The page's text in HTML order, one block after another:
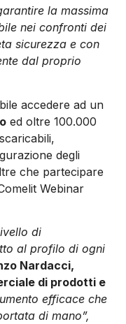
la massima
nei confronti dei
sicurezza e con
dal proprio
accedere ad un
ed oltre 100.000
degli
che partecipare
Webinar
di
al profilo di ogni
Nardacci,
di prodotti e
efficace che
di mano”,